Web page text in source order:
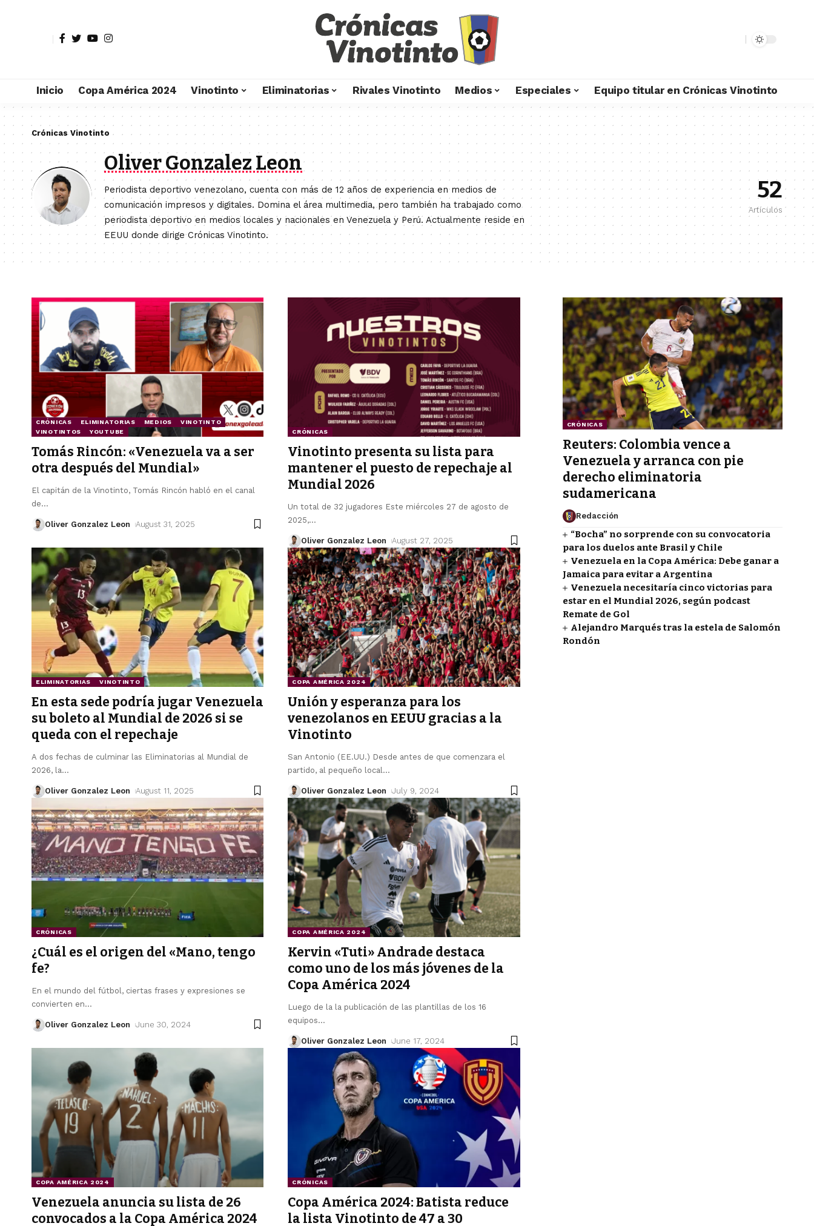
Inicio Copa América 2024 Vinotinto Eliminatorias Rivales Vinotinto Medios Especiales Equipo titular en Crónicas Vinotinto
Crónicas Vinotinto
Oliver Gonzalez Leon
Periodista deportivo venezolano, cuenta con más de 12 años de experiencia en medios de
comunicación impresos y digitales. Domina el área multimedia, pero también ha trabajado como
periodista deportivo en medios locales y nacionales en Venezuela y Perú. Actualmente reside en
EEUU donde dirige Crónicas Vinotinto.
52
Artículos
CRÓNICAS ELIMINATORIAS MEDIOS
VINOTINTO
VINOTINTOS
YOUTUBE
Tomás Rincón: «Venezuela va a ser
otra después del Mundial»
El capitán de la Vinotinto, Tomás Rincón habló en el canal
de…
Oliver Gonzalez Leon August 31, 2025
CRÓNICAS
Vinotinto presenta su lista para
mantener el puesto de repechaje al
Mundial 2026
Un total de 32 jugadores Este miércoles 27 de agosto de
2025,…
Oliver Gonzalez Leon August 27, 2025
ELIMINATORIAS VINOTINTO
En esta sede podría jugar Venezuela
su boleto al Mundial de 2026 si se
queda con el repechaje
A dos fechas de culminar las Eliminatorias al Mundial de
2026, la…
Oliver Gonzalez Leon August 11, 2025
COPA AMÉRICA 2024
Unión y esperanza para los
venezolanos en EEUU gracias a la
Vinotinto
San Antonio (EE.UU.) Desde antes de que comenzara el
partido, al pequeño local …
Oliver Gonzalez Leon July 9, 2024
CRÓNICAS
¿Cuál es el origen del «Mano, tengo
fe?
En el mundo del fútbol, ciertas frases y expresiones se
convierten en…
Oliver Gonzalez Leon June 30, 2024
COPA AMÉRICA 2024
Kervin «Tuti» Andrade destaca
como uno de los más jóvenes de la
Copa América 2024
Luego de la la publicación de las plantillas de los 16
equipos…
Oliver Gonzalez Leon June 17, 2024
COPA AMÉRICA 2024
Venezuela anuncia su lista de 26
convocados a la Copa América 2024
CRÓNICAS
Copa América 2024: Batista reduce
la lista Vinotinto de 47 a 30
CRÓNICAS
Reuters: Colombia vence a
Venezuela y arranca con pie
derecho eliminatoria
sudamericana
Redacción
“Bocha” no sorprende con su convocatoria
para los duelos ante Brasil y Chile
Venezuela en la Copa América: Debe ganar a
Jamaica para evitar a Argentina
Venezuela necesitaría cinco victorias para
estar en el Mundial 2026, según podcast
Remate de Gol
Alejandro Marqués tras la estela de Salomón
Rondón